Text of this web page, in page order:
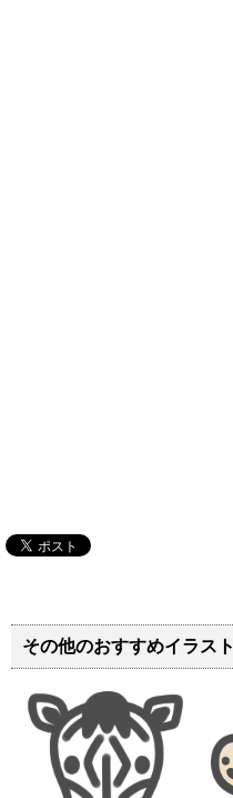
その他のおすすめイラスト